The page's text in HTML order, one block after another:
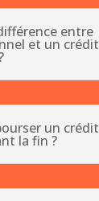
entre
et un crédit
un crédit
la fin ?